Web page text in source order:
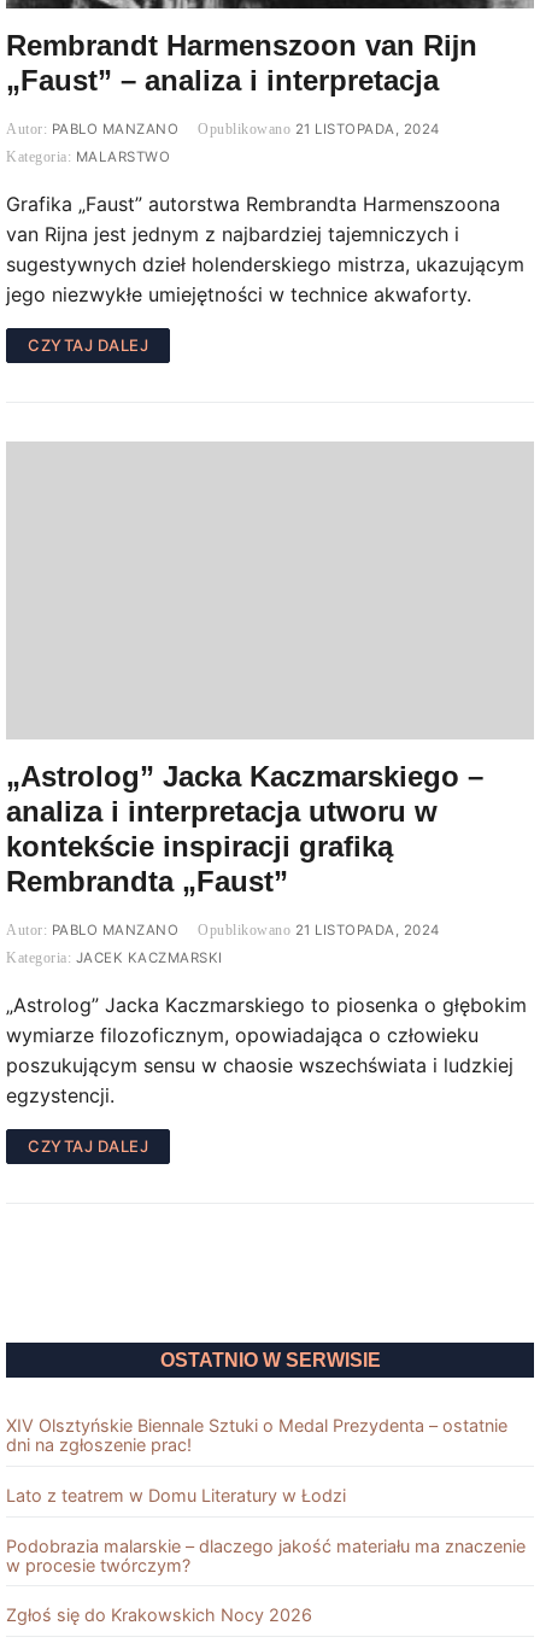
Rembrandt Harmenszoon van Rĳn
„Faust” – analiza i interpretacja
PABLO MANZANO
21 LISTOPADA, 2024
MALARSTWO
Grafika „Faust” autorstwa Rembrandta Harmenszoona
van Rijna jest jednym z najbardziej tajemniczych i
sugestywnych dzieł holenderskiego mistrza, ukazującym
jego niezwykłe umiejętności w technice akwaforty.
CZYTAJ DALEJ
„Astrolog” Jacka Kaczmarskiego –
analiza i interpretacja utworu w
kontekście inspiracji grafiką
Rembrandta „Faust”
PABLO MANZANO
21 LISTOPADA, 2024
JACEK KACZMARSKI
„Astrolog” Jacka Kaczmarskiego to piosenka o głębokim
wymiarze filozoficznym, opowiadająca o człowieku
poszukującym sensu w chaosie wszechświata i ludzkiej
egzystencji.
CZYTAJ DALEJ
OSTATNIO W SERWISIE
XIV Olsztyńskie Biennale Sztuki o Medal Prezydenta – ostatnie
dni na zgłoszenie prac!
Lato z teatrem w Domu Literatury w Łodzi
Podobrazia malarskie – dlaczego jakość materiału ma znaczenie
w procesie twórczym?
Zgłoś się do Krakowskich Nocy 2026